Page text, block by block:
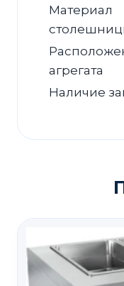
Материал
агрегата
Наличие